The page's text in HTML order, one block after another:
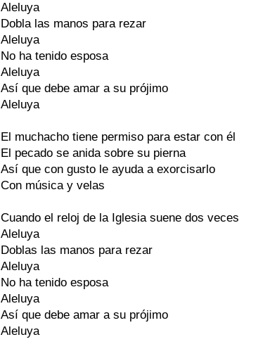
Aleluya
Dobla las manos para rezar
Aleluya
No ha tenido esposa
Aleluya
Así que debe amar a su prójimo
Aleluya
El muchacho tiene permiso para estar con él
El pecado se anida sobre su pierna
Así que con gusto le ayuda a exorcisarlo
Con música y velas
Cuando el reloj de la Iglesia suene dos veces
Aleluya
Doblas las manos para rezar
Aleluya
No ha tenido esposa
Aleluya
Así que debe amar a su prójimo
Aleluya